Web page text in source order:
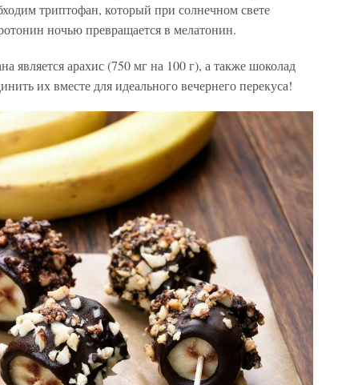
триптофан, который при солнечном свете
ночью превращается в мелатонин.
арахис (750 мг на 100 г), а также шоколад
их вместе для идеального вечернего перекуса!